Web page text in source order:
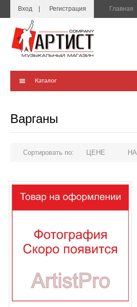
Вход Регистрация Главная
Каталог
Варганы
Сортировать по: ЦЕНЕ